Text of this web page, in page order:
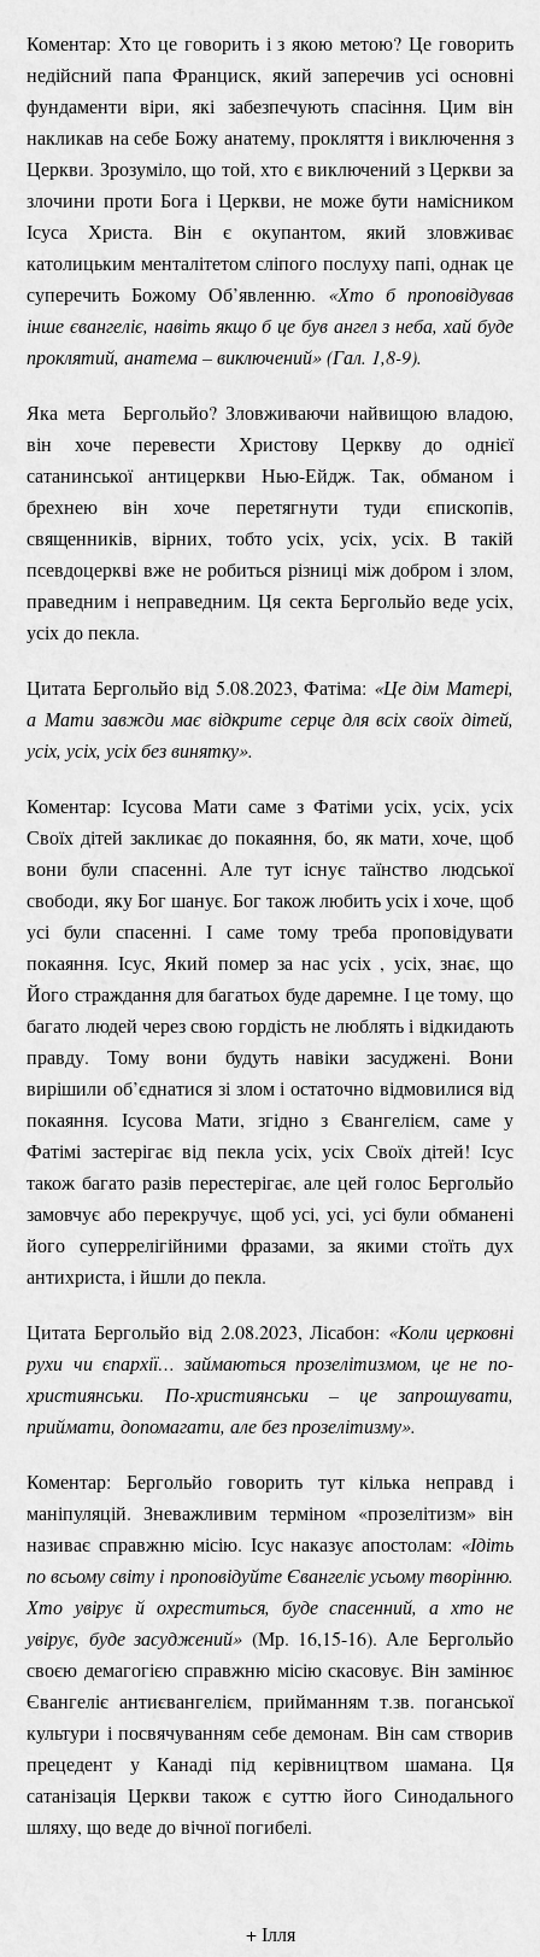
Коментар: Хто це говорить і з якою метою? Це говорить
недійсний папа Франциск, який заперечив усі основні
фундаменти віри, які забезпечують спасіння. Цим він
накликав на себе Божу анатему, прокляття і виключення з
Церкви. Зрозуміло, що той, хто є виключений з Церкви за
злочини проти Бога і Церкви, не може бути намісником
Ісуса Христа. Він є окупантом, який зловживає
католицьким менталітетом сліпого послуху папі, однак це
суперечить Божому Об’явленню. «Хто б проповідував
інше євангеліє, навіть якщо б це був ангел з неба, хай буде
проклятий, анатема – виключений» (Гал. 1,8-9).
Яка мета Бергольйо? Зловживаючи найвищою владою,
він хоче перевести Христову Церкву до однієї
сатанинської антицеркви Нью-Ейдж. Так, обманом і
брехнею він хоче перетягнути туди єпископів,
священників, вірних, тобто усіх, усіх, усіх. В такій
псевдоцеркві вже не робиться різниці між добром і злом,
праведним і неправедним. Ця секта Бергольйо веде усіх,
усіх до пекла.
Цитата Бергольйо від 5.08.2023, Фатіма: «Це дім Матері,
а Мати завжди має відкрите серце для всіх своїх дітей,
усіх, усіх, усіх без винятку».
Коментар: Ісусова Мати саме з Фатіми усіх, усіх, усіх
Своїх дітей закликає до покаяння, бо, як мати, хоче, щоб
вони були спасенні. Але тут існує таїнство людської
свободи, яку Бог шанує. Бог також любить усіх і хоче, щоб
усі були спасенні. І саме тому треба проповідувати
покаяння. Ісус, Який помер за нас усіх , усіх, знає, що
Його страждання для багатьох буде даремне. І це тому, що
багато людей через свою гордість не люблять і відкидають
правду. Тому вони будуть навіки засуджені. Вони
вирішили об’єднатися зі злом і остаточно відмовилися від
покаяння. Ісусова Мати, згідно з Євангелієм, саме у
Фатімі застерігає від пекла усіх, усіх Своїх дітей! Ісус
також багато разів перестерігає, але цей голос Бергольйо
замовчує або перекручує, щоб усі, усі, усі були обманені
його суперрелігійними фразами, за якими стоїть дух
антихриста, і йшли до пекла.
Цитата Бергольйо від 2.08.2023, Лісабон: «Коли церковні
рухи чи єпархії… займаються прозелітизмом, це не по-
християнськи. По-християнськи – це запрошувати,
приймати, допомагати, але без прозелітизму».
Коментар: Бергольйо говорить тут кілька неправд і
маніпуляцій. Зневажливим терміном «прозелітизм» він
називає справжню місію. Ісус наказує апостолам: «Ідіть
по всьому світу і проповідуйте Євангеліє усьому творінню.
Хто увірує й охреститься, буде спасенний, а хто не
увірує, буде засуджений» (Мр. 16,15-16). Але Бергольйо
своєю демагогією справжню місію скасовує. Він замінює
Євангеліє антиєвангелієм, прийманням т.зв. поганської
культури і посвячуванням себе демонам. Він сам створив
прецедент у Канаді під керівництвом шамана. Ця
сатанізація Церкви також є суттю його Синодального
шляху, що веде до вічної погибелі.
+ Ілля